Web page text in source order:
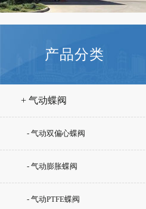
产品分类
+ 气动蝶阀
- 气动双偏心蝶阀
- 气动膨胀蝶阀
- 气动PTFE蝶阀